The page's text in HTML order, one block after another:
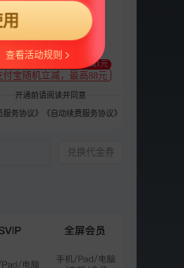
16
VIP
17
21
彩1
22
支持 扫码支付
付宝随机立减，最高88元
至少减1元
开通前请阅读并同意
服务协议》 《自动续费服务协议》
兑换代金券
查看活动规则